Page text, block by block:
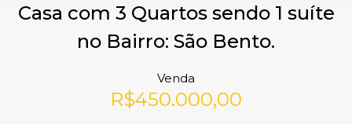
Casa com 3 Quartos sendo 1 suíte
no Bairro: São Bento.
Venda
R$450.000,00